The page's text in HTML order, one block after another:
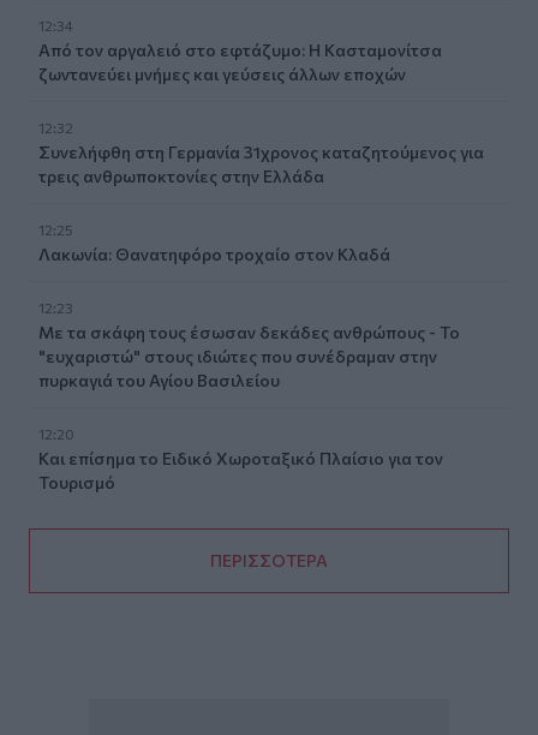
12:34
Από τον αργαλειό στο εφτάζυμο: Η Κασταμονίτσα
ζωντανεύει μνήμες και γεύσεις άλλων εποχών
12:32
Συνελήφθη στη Γερμανία 31χρονος καταζητούμενος για
τρεις ανθρωποκτονίες στην Ελλάδα
12:25
Λακωνία: Θανατηφόρο τροχαίο στον Κλαδά
12:23
Με τα σκάφη τους έσωσαν δεκάδες ανθρώπους - Το
"ευχαριστώ" στους ιδιώτες που συνέδραμαν στην
πυρκαγιά του Αγίου Βασιλείου
12:20
Και επίσημα το Ειδικό Χωροταξικό Πλαίσιο για τον
Τουρισμό
ΠΕΡΙΣΣΟΤΕΡΑ